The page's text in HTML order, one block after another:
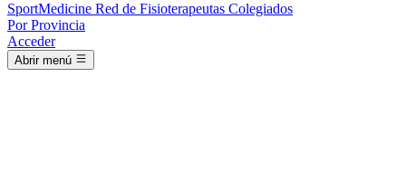
SportMedicine Red de Fisioterapeutas Colegiados
Por Provincia
Acceder
Abrir menú